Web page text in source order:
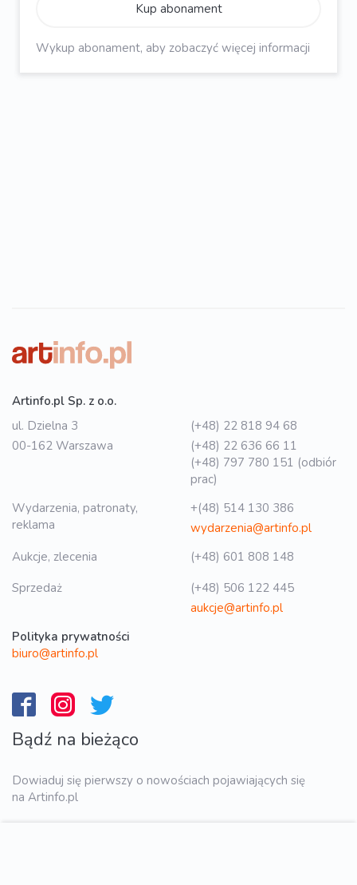
Kup abonament
Wykup abonament, aby zobaczyć więcej informacji
Artinfo.pl Sp. z o.o.
ul. Dzielna 3
00-162 Warszawa
(+48) 22 818 94 68
(+48) 22 636 66 11
(+48) 797 780 151 (odbiór
prac)
Wydarzenia, patronaty,
reklama
+(48) 514 130 386
wydarzenia@artinfo.pl
Aukcje, zlecenia
(+48) 601 808 148
Sprzedaż
(+48) 506 122 445
aukcje@artinfo.pl
Polityka prywatności
biuro@artinfo.pl
Bądź na bieżąco
Dowiaduj się pierwszy o nowościach pojawiających się
na Artinfo.pl